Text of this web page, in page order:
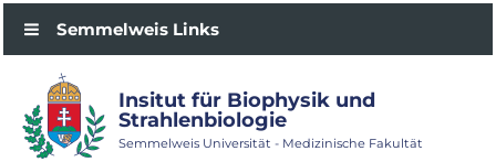
Semmelweis Links
Insitut für Biophysik und
Strahlenbiologie
Semmelweis Universität - Medizinische Fakultät